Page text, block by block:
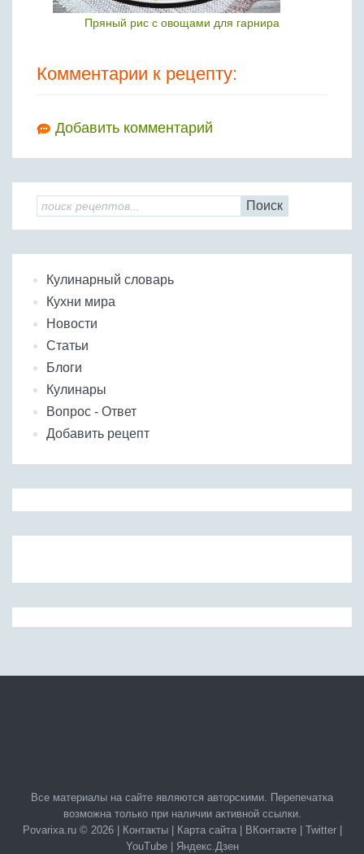
Пряный рис с овощами для гарнира
Комментарии к рецепту:
Добавить комментарий
Поиск
Кулинарный словарь
Кухни мира
Новости
Статьи
Блоги
Кулинары
Вопрос - Ответ
Добавить рецепт
Все материалы на сайте являются авторскими. Перепечатка
возможна только при наличии активной ссылки.
Povarixa.ru © 2026 |
Контакты| Карта сайта| ВКонтакте| Twitter|
YouTube| Яндекс.Дзен